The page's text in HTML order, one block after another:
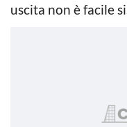
uscita non è facile